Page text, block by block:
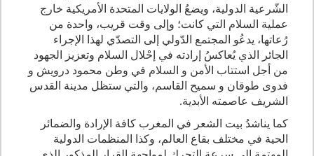
الشّرعية الدولية، ويضعُ الولايات المتحدة الأمريكية خارج
عملية السلام التي كانت؛ وإلى وقت قريب، واحدة من
رُعاتها، يدعُو المجتمع الدّولي إلى التصدّي لهذا الإجراء
الجائر الذي يُعاكسُ إرادته في إحْلال السلام وتعزيز الجهود
من أجل استتاب الأمن و السلام في وطن محمود درويش و
فدوى طوقان و سميح القاسم، والتي ستظل مدينة القدس
الشريف عاصمته الأبدية.
كما يناشدُ بيت الشعر في المغرب كافة الإرادة والضمائر
الحية في مختلف بقاع العالم، وكذا المنظمات الدولية